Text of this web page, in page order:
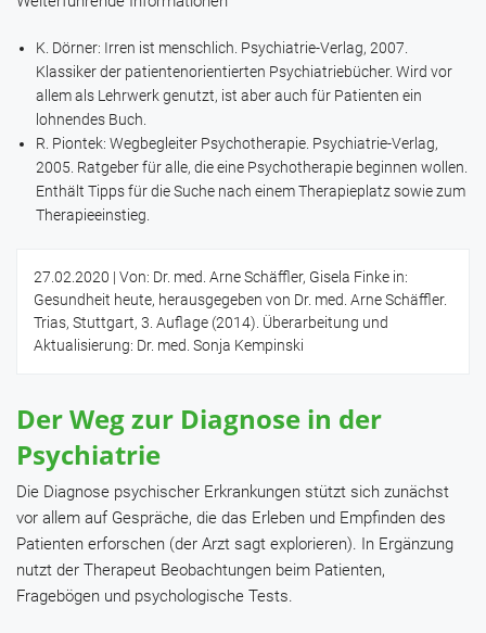
K. Dörner: Irren ist menschlich. Psychiatrie-Verlag, 2007.
Klassiker der patientenorientierten Psychiatriebücher. Wird vor
allem als Lehrwerk genutzt, ist aber auch für Patienten ein
lohnendes Buch.
R. Piontek: Wegbegleiter Psychotherapie. Psychiatrie-Verlag,
2005. Ratgeber für alle, die eine Psychotherapie beginnen wollen.
Enthält Tipps für die Suche nach einem Therapieplatz sowie zum
Therapieeinstieg.
27.02.2020 | Von: Dr. med. Arne Schäffler, Gisela Finke in:
Gesundheit heute, herausgegeben von Dr. med. Arne Schäffler.
Trias, Stuttgart, 3. Auflage (2014). Überarbeitung und
Aktualisierung: Dr. med. Sonja Kempinski
Der Weg zur Diagnose in der
Psychiatrie
Die Diagnose psychischer Erkrankungen stützt sich zunächst
vor allem auf Gespräche, die das Erleben und Empfinden des
Patienten erforschen (der Arzt sagt explorieren). In Ergänzung
nutzt der Therapeut Beobachtungen beim Patienten,
Fragebögen und psychologische Tests.